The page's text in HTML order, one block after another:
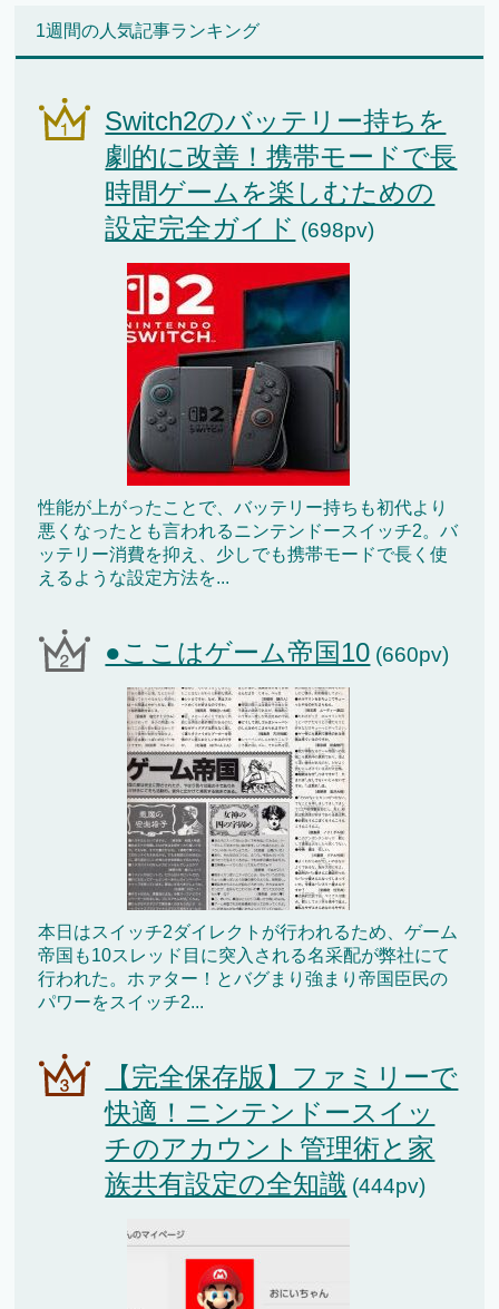
1週間の人気記事ランキング
Switch2のバッテリー持ちを
劇的に改善！携帯モードで長
時間ゲームを楽しむための
設定完全ガイド (698pv)
性能が上がったことで、バッテリー持ちも初代より
悪くなったとも言われるニンテンドースイッチ2。バ
ッテリー消費を抑え、少しでも携帯モードで長く使
えるような設定方法を...
●ここはゲーム帝国10 (660pv)
本日はスイッチ2ダイレクトが行われるため、ゲーム
帝国も10スレッド目に突入される名采配が弊社にて
行われた。ホァター！とバグまり強まり帝国臣民の
パワーをスイッチ2...
【完全保存版】ファミリーで
快適！ニンテンドースイッ
チのアカウント管理術と家
族共有設定の全知識 (444pv)